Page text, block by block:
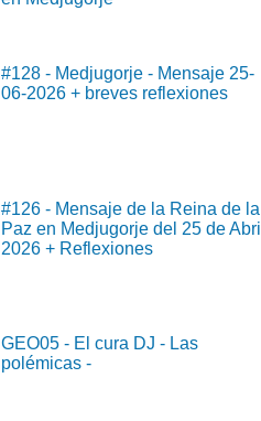
#128 - Medjugorje - Mensaje 25-
06-2026 + breves reflexiones
#126 - Mensaje de la Reina de la
Paz en Medjugorje del 25 de Abril
2026 + Reflexiones
GEO05 - El cura DJ - Las
polémicas -